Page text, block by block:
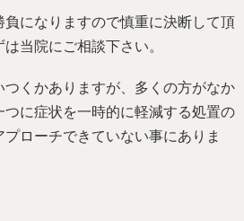
になりますので慎重に決断して頂
当院にご相談下さい。
つくかありますが、多くの方がなか
に症状を一時的に軽減する処置の
ローチできていない事にありま